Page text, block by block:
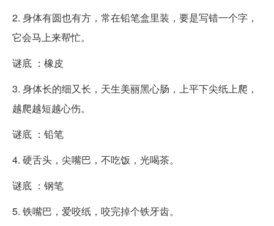
2. 身体有圆也有方，常在铅笔盒里装，要是写错一个字，
它会马上来帮忙。
谜底 ：橡皮
3. 身体长的细又长，天生美丽黑心肠，上平下尖纸上爬，
越爬越短越心伤。
谜底 ：铅笔
4. 硬舌头，尖嘴巴，不吃饭，光喝茶。
谜底 ：钢笔
5. 铁嘴巴，爱咬纸，咬完掉个铁牙齿。